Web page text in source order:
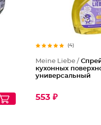
(4)
Meine Liebe /
кухонных
универсальный
553 ₽